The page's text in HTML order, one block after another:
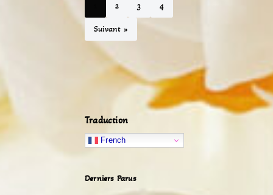
2 3 4
Suivant »
Traduction
French
Derniers Parus